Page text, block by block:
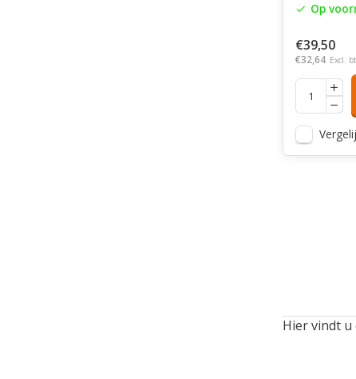
Op
€39,50
€32,64 Excl.
Hier vindt u